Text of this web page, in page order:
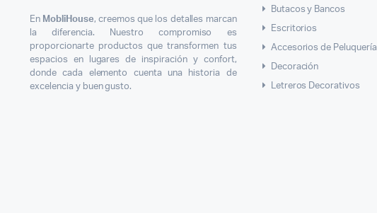
En MobliHouse, creemos que los detalles marcan
la diferencia. Nuestro compromiso es
proporcionarte productos que transformen tus
espacios en lugares de inspiración y confort,
donde cada elemento cuenta una historia de
excelencia y buen gusto.
Butacos y Bancos
Escritorios
Accesorios de Peluquería
Decoración
Letreros Decorativos